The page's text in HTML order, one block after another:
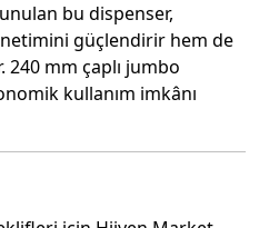
bu dispenser,
güçlendirir hem de
mm çaplı jumbo
kullanım imkânı